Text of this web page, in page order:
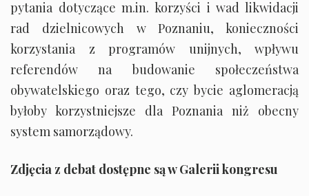
pytania dotyczące m.in. korzyści i wad likwidacji
rad dzielnicowych w Poznaniu, konieczności
korzystania z programów unijnych, wpływu
referendów na budowanie społeczeństwa
obywatelskiego oraz tego, czy bycie aglomeracją
byłoby korzystniejsze dla Poznania niż obecny
system samorządowy.
Zdjęcia z debat dostępne są w Galerii kongresu